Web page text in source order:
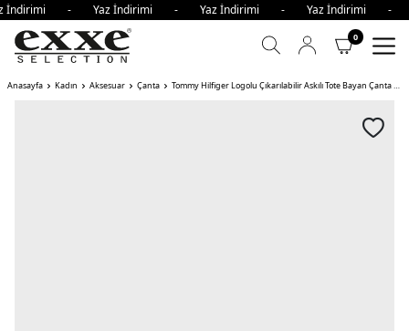
- Yaz İndirimi - Yaz İndirimi - Yaz
0
Anasayfa Kadın Aksesuar Çanta Tommy Hilfiger Logolu Çıkarılabilir Askılı Tote Bayan Çanta BDS